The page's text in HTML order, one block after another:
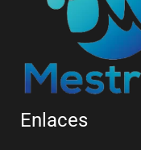
Enlaces